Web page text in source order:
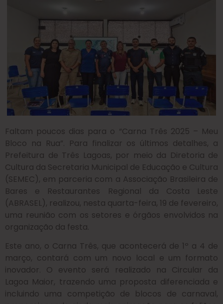
Faltam poucos dias para o “Carna Três 2025 – Meu
Bloco na Rua”. Para finalizar os últimos detalhes, a
Prefeitura de Três Lagoas, por meio da Diretoria de
Cultura da Secretaria Municipal de Educação e Cultura
(SEMEC), em parceria com a Associação Brasileira de
Bares e Restaurantes Regional da Costa Leste
(ABRASEL), realizou, nesta quarta-feira, 19 de fevereiro,
uma reunião com os setores e órgãos envolvidos na
organização da festa.
Este ano, o Carna Três, que acontecerá de 1º a 4 de
março, contará com um novo local e um formato
inovador. O evento será realizado na Circular da
Lagoa Maior, trazendo uma proposta diferenciada e
incluindo uma competição de blocos de carnaval,